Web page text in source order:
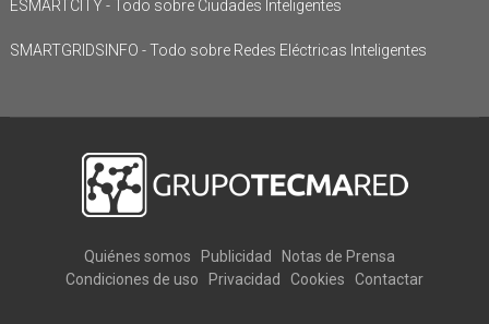
ESMARTCITY - Todo sobre Ciudades Inteligentes
SMARTGRIDSINFO - Todo sobre Redes Eléctricas Inteligentes
Quiénes somos Publicidad
Notas de Prensa
Condiciones de uso
Privacidad Cookies Contactar